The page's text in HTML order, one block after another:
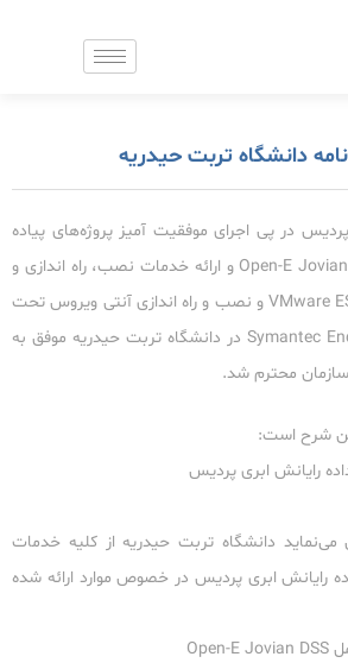
دانشگاه تربت حیدریه
در پی اجرای موفقیت آمیز پروژه‌های پیاده
سازی سیستم عامل Open-E Jovian DSS و ارائه خدمات نصب، راه اندازی و
پیکربندی زیرساخت ۷ VMware ESXi و نصب و راه اندازی آنتی ویروس تحت
شبکه Symantec Endpoint Protection در دانشگاه تربت حیدریه موفق به
محترم شد.
شرح است:
رایانش ابری پردیس
می‌نماید دانشگاه تربت حیدریه از کلیه خدمات
رایانش ابری پردیس در خصوص موارد ارائه شده